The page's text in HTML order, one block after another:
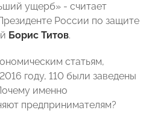
ущерб» - считает
России по защите
Борис Титов.
статьям,
году, 110 были заведены
именно
предпринимателям?